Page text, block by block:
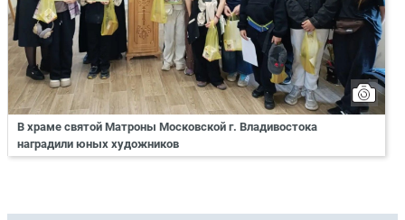
В храме святой Матроны Московской г. Владивостока
наградили юных художников